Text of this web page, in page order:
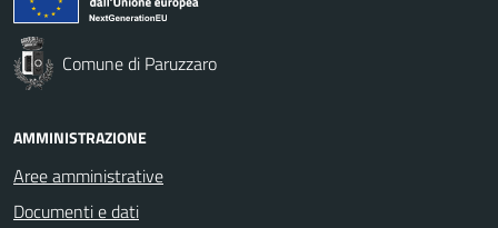
Comune di Paruzzaro
AMMINISTRAZIONE
Aree amministrative
Documenti e dati